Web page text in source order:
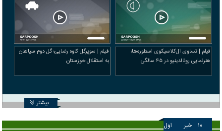
فیلم | تساوی ال‌کلاسیکوی اسطوره‌ها؛
هنرنمایی رونالدینیو در ۴۵ سالگی
فیلم | سوپرگل کاوه رضایی؛ گل دوم سپاهان
به استقلال خوزستان
بیشتر
۱۰ خبر اول